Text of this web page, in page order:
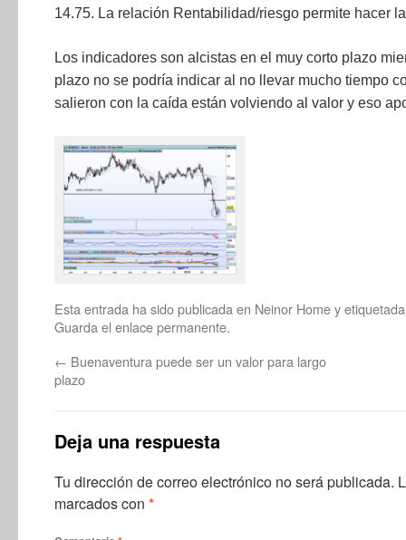
14.75. La relación Rentabilidad/riesgo permite hacer
Los indicadores son alcistas en el muy corto plazo
plazo no se podría indicar al no llevar mucho tiempo
salieron con la caída están volviendo al valor y eso
Esta entrada ha sido publicada en Neinor Homey
Guarda el enlace permanente.
← Buenaventura puede ser un valor para largo
plazo
Deja una respuesta
Tu dirección de correo electrónico no será publicada.
marcados con *